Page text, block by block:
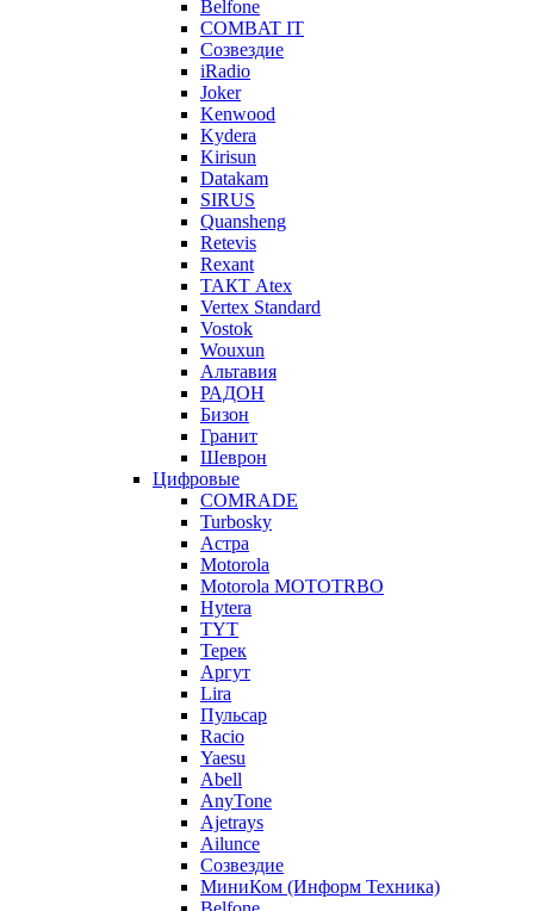
Belfone
COMBAT IT
Созвездие
iRadio
Joker
Kenwood
Kydera
Kirisun
Datakam
SIRUS
Quansheng
Retevis
Rexant
ТАКТ Atex
Vertex Standard
Vostok
Wouxun
Альтавия
РАДОН
Бизон
Гранит
Шеврон
Цифровые
COMRADE
Turbosky
Астра
Motorola
Motorola MOTOTRBO
Hytera
TYT
Терек
Аргут
Lira
Пульсар
Racio
Yaesu
Abell
AnyTone
Ajetrays
Ailunce
Созвездие
МиниКом (Информ Техника)